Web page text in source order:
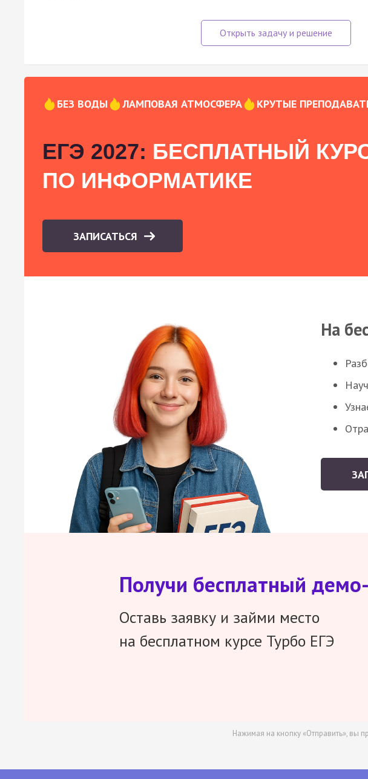
БЕЗ ВОДЫ ЛАМПОВАЯ АТМОСФЕРА КРУТЫЕ
ЕГЭ 2027: БЕСПЛАТНЫЙ
ПО ИНФОРМАТИКЕ
ЗАПИСАТЬСЯ
На
Получи бесплатный
Оставь заявку и займи место
на бесплатном курсе Турбо ЕГЭ
Нажимая на кнопку «Отправить», вы